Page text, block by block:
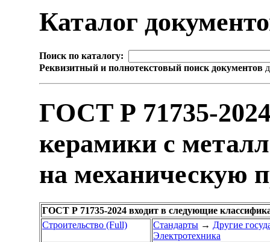
Каталог
Поиск по каталогу:
Реквизитный и полнотекстовый поиск документов
ГОСТ Р 71735-
керамики с
на механическую
ГОСТ Р 71735-2024 входит в следующие
Строительство (Full)
Стандарты → Другие
Электротехника